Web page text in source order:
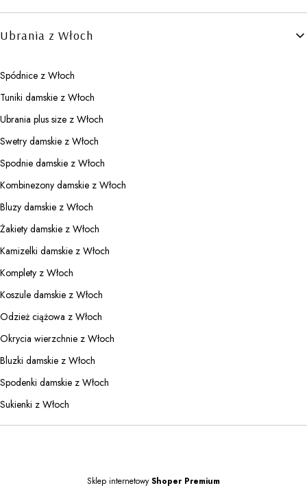
Ubrania z Włoch
Spódnice z Włoch
Tuniki damskie z Włoch
Ubrania plus size z Włoch
Swetry damskie z Włoch
Spodnie damskie z Włoch
Kombinezony damskie z Włoch
Bluzy damskie z Włoch
Żakiety damskie z Włoch
Kamizelki damskie z Włoch
Komplety z Włoch
Koszule damskie z Włoch
Odzież ciążowa z Włoch
Okrycia wierzchnie z Włoch
Bluzki damskie z Włoch
Spodenki damskie z Włoch
Sukienki z Włoch
Sklep internetowyShoper Premium